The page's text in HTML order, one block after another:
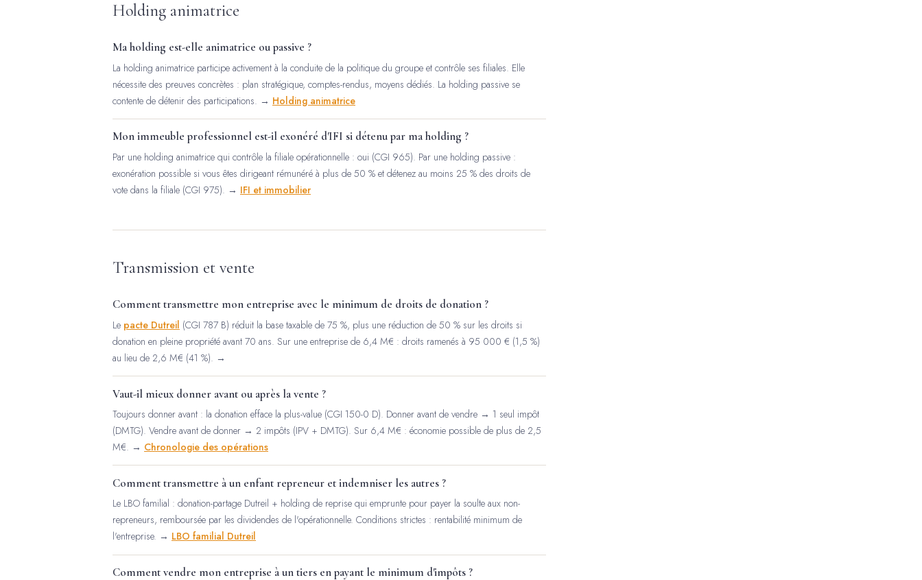
Holding animatrice
Ma holding est-elle animatrice ou passive ?
La holding animatrice participe activement à la conduite de la politique du groupe et contrôle ses filiales. Elle
nécessite des preuves concrètes : plan stratégique, comptes-rendus, moyens dédiés. La holding passive se
contente de détenir des participations. → Holding animatrice
Mon immeuble professionnel est-il exonéré d'IFI si détenu par ma holding ?
Par une holding animatrice qui contrôle la filiale opérationnelle : oui (CGI 965). Par une holding passive :
exonération possible si vous êtes dirigeant rémunéré à plus de 50 % et détenez au moins 25 % des droits de
vote dans la filiale (CGI 975). → IFI et immobilier
Transmission et vente
Comment transmettre mon entreprise avec le minimum de droits de donation ?
Le pacte Dutreil (CGI 787 B) réduit la base taxable de 75 %, plus une réduction de 50 % sur les droits si
donation en pleine propriété avant 70 ans. Sur une entreprise de 6,4 M€ : droits ramenés à 95 000 € (1,5 %)
au lieu de 2,6 M€ (41 %). →
Vaut-il mieux donner avant ou après la vente ?
Toujours donner avant : la donation efface la plus-value (CGI 150-0 D). Donner avant de vendre → 1 seul impôt
(DMTG). Vendre avant de donner → 2 impôts (IPV + DMTG). Sur 6,4 M€ : économie possible de plus de 2,5
M€. → Chronologie des opérations
Comment transmettre à un enfant repreneur et indemniser les autres ?
Le LBO familial : donation-partage Dutreil + holding de reprise qui emprunte pour payer la soulte aux non-
repreneurs, remboursée par les dividendes de l'opérationnelle. Conditions strictes : rentabilité minimum de
l'entreprise. → LBO familial Dutreil
Comment vendre mon entreprise à un tiers en payant le minimum d'impôts ?